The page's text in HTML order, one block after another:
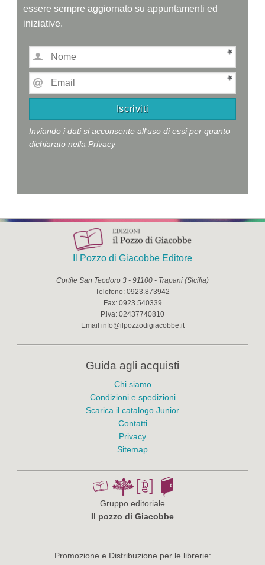
essere sempre aggiornato su appuntamenti ed
iniziative.
Inviando i dati si acconsente all'uso di essi per quanto
dichiarato nellaPrivacy
Il Pozzo di Giacobbe Editore
Cortile San Teodoro 3 - 91100 - Trapani (Sicilia)
Telefono: 0923.873942
Fax: 0923.540339
P.iva: 02437740810
Email info@ilpozzodigiacobbe.it
Guida agli acquisti
Chi siamo
Condizioni e spedizioni
Scarica il catalogo Junior
Contatti
Privacy
Sitemap
Gruppo editoriale
Il pozzo di Giacobbe
Promozione e Distribuzione per le librerie: